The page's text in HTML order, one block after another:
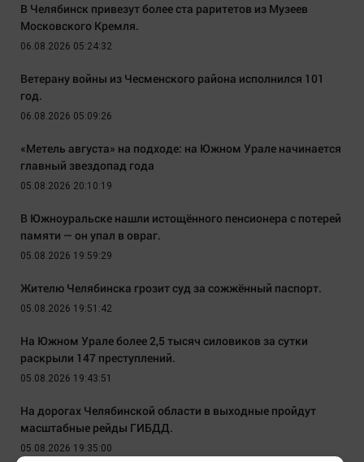
В Челябинск привезут более ста раритетов из Музеев
Московского Кремля.
06.08.2026 05:24:32
Ветерану войны из Чесменского района исполнился 101
год.
06.08.2026 05:09:26
«Метель августа» на подходе: на Южном Урале начинается
главный звездопад года
05.08.2026 20:10:19
В Южноуральске нашли истощённого пенсионера с потерей
памяти — он упал в овраг.
05.08.2026 19:59:29
Жителю Челябинска грозит суд за сожжённый паспорт.
05.08.2026 19:51:42
На Южном Урале более 2,5 тысяч силовиков за сутки
раскрыли 147 преступлений.
05.08.2026 19:43:51
На дорогах Челябинской области в выходные пройдут
масштабные рейды ГИБДД.
05.08.2026 19:35:00